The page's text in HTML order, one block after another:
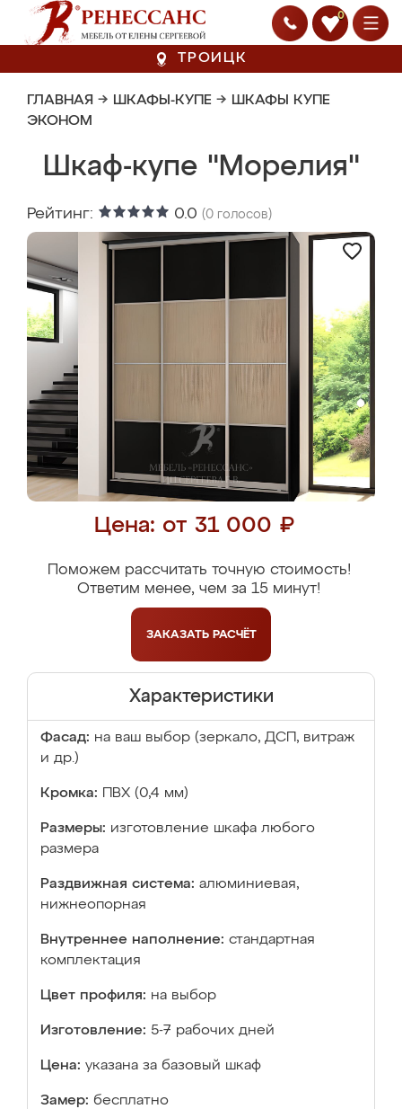
0
ТРОИЦК
ГЛАВНАЯ → ШКАФЫ-КУПЕ → ШКАФЫ КУПЕ
ЭКОНОМ
Шкаф-купе "Морелия"
Рейтинг: 0.0 (0 голосов)
Цена: от 31 000 ₽
Поможем рассчитать точную стоимость!
Ответим менее, чем за 15 минут!
ЗАКАЗАТЬ РАСЧЁТ
Характеристики
Фасад: на ваш выбор (зеркало, ДСП, витраж
и др.)
Кромка: ПВХ (0,4 мм)
Размеры: изготовление шкафа любого
размера
Раздвижная система: алюминиевая,
нижнеопорная
Внутреннее наполнение: стандартная
комплектация
Цвет профиля: на выбор
Изготовление: 5-7 рабочих дней
Цена: указана за базовый шкаф
Замер: бесплатно